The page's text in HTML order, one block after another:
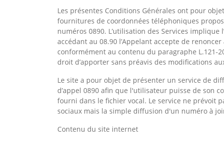
Les présentes Conditions Générales ont pour
fournitures de coordonnées téléphoniques
numéros 0890. L’utilisation des Services
accédant au 08.90 l’Appelant accepte de
conformément au contenu du paragraphe L.121-
droit d’apporter sans préavis des modifications
Le site a pour objet de présenter un service de
d’appel 0890 afin que l'utilisateur puisse de son
fourni dans le fichier vocal. Le service ne prévoit
sociaux mais la simple diffusion d'un numéro à
Contenu du site internet